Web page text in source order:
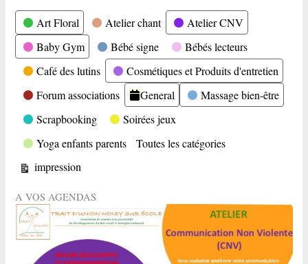
Catégories
Art Floral Atelier chant
Atelier CNV
Baby Gym
Bébé signe
Bébés lecteurs
Café des lutins
Cosmétiques et Produits d'entretien
Forum associations
General
Massage bien-être
Scrapbooking
Soirées jeux
Yoga enfants parents
Toutes les catégories
Vue
impression
A VOS AGENDAS